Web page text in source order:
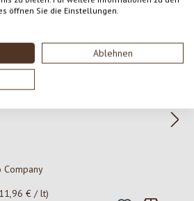
öffnen Sie die Einstellungen.
Ablehnen
Company
€ / lt)